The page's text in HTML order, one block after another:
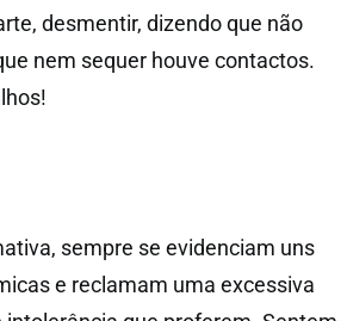
desmentir, dizendo que não
nem sequer houve contactos.
sempre se evidenciam uns
e reclamam uma excessiva